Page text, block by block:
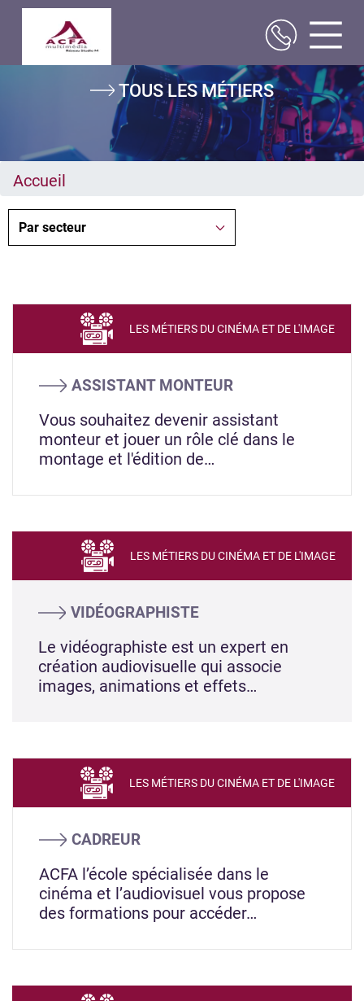
TOUS LES MÉTIERS
Accueil
ASSISTANT MONTEUR
LES MÉTIERS DU CINÉMA ET DE L'IMAGE
Vous souhaitez devenir assistant
monteur et jouer un rôle clé dans le
montage et l'édition de…
VIDÉOGRAPHISTE
LES MÉTIERS DU CINÉMA ET DE L'IMAGE
Le vidéographiste est un expert en
création audiovisuelle qui associe
images, animations et effets…
CADREUR
LES MÉTIERS DU CINÉMA ET DE L'IMAGE
ACFA l’école spécialisée dans le
cinéma et l’audiovisuel vous propose
des formations pour accéder…